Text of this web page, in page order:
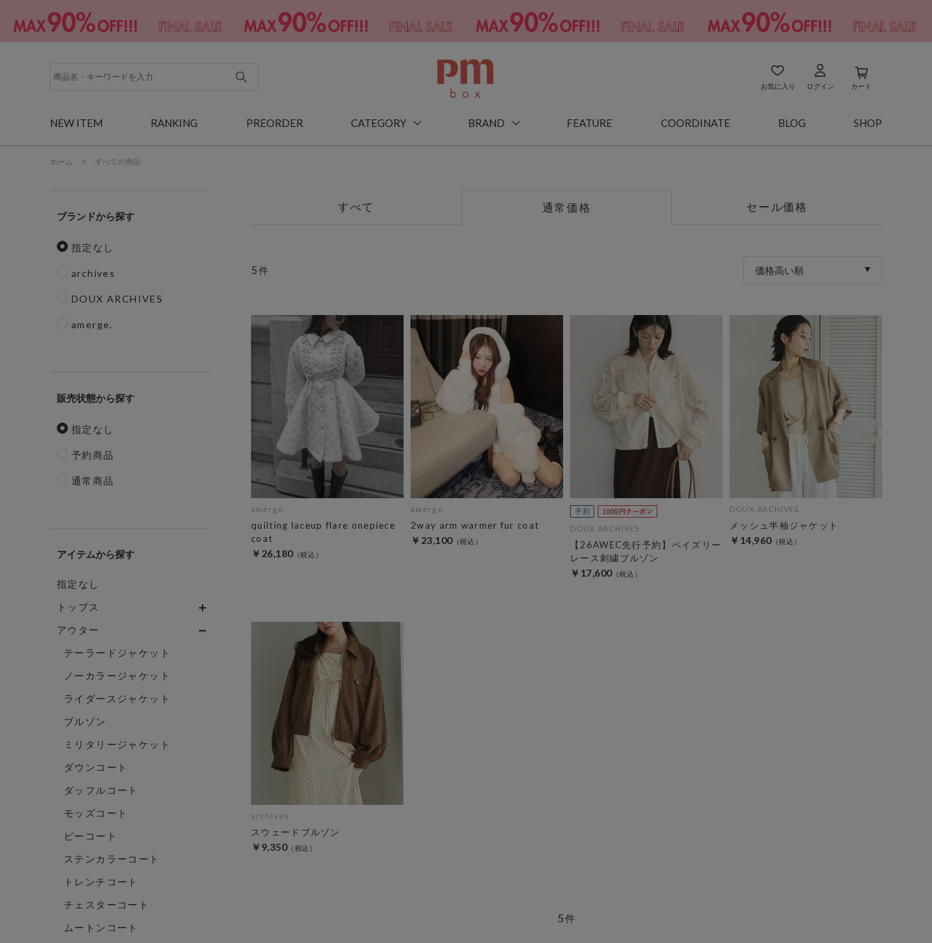
お気に入り ログイン カート
NEW ITEM RANKING PREORDER CATEGORY BRAND FEATURE COORDINATE BLOG SHOP
ホーム > すべての商品
ブランド
指定なし
archives
DOUX ARCHIVES
amerge.
販売状態
指定なし
予約商品
通常商品
アイテム
指定なし
トップス
アウター
テーラードジャケット
ノーカラージャケット
ライダースジャケット
ブルゾン
ミリタリージャケット
ダウンコート
ダッフルコート
モッズコート
ピーコート
ステンカラーコート
トレンチコート
チェスターコート
ムートンコート
すべて 通常価格 セール価格
5件 価格高い順
amerge.
quilting laceup flare onepiece
coat
￥26,180
amerge.
2way arm warmer fur coat
￥23,100
DOUX ARCHIVES
【26AWEC先行予約】ペイズリー
レース刺繍ブルゾン
￥17,600
DOUX ARCHIVES
メッシュ半袖ジャケット
￥14,960
archives
スウェードブルゾン
￥9,350
5件